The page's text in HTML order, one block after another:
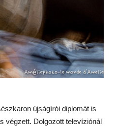
újságírói diplomát is
végzett. Dolgozott televíziónál